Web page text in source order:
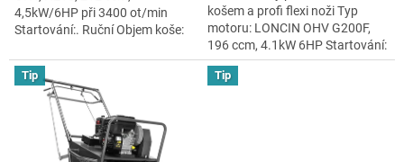
hvězdiček.
4,5kW/6HP při 3400 ot/min
Startování:. Ruční Objem koše:
Pracovní válec: drátky + pevné
ocelové nože...
košem a profi flexi noži Typ
motoru: LONCIN OHV G200F,
196 ccm, 4.1kW 6HP Startování:
Ruční Objem koše: 40 l Šířka
záběru: 380 mm Podvozek:...
Tip Tip